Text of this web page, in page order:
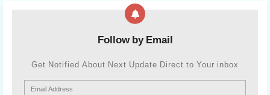
Follow by Email
Get Notified About Next Update Direct to Your inbox